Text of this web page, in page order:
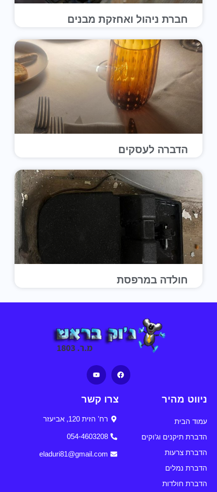
חברת ניהול ואחזקת מבנים
הדברה לעסקים
חולדה במרפסת
ניווט מהיר
עמוד הבית
הדברת תיקנים וג'וקים
הדברת צרעות
הדברת נמלים
הדברת חולדות
צרו קשר
רח' הזית 120, אביעזר
054-4603208
eladuri81@gmail.com